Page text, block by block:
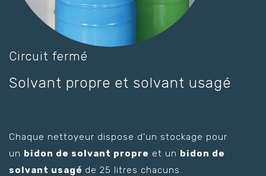
Circuit fermé
Solvant propre et solvant usagé
Chaque nettoyeur dispose d’un stockage pour
un bidon de solvant propre et un bidon de
solvant usagé de 25 litres chacuns.